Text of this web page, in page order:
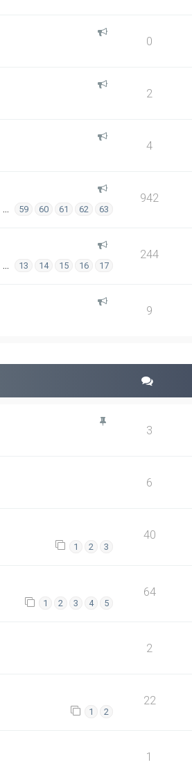
0
2
4
… 59 60 61 62 63
942
… 13 14 15 16 17
244
9
3
6
1 2 3
40
1 2 3 4 5
64
2
1 2
22
1